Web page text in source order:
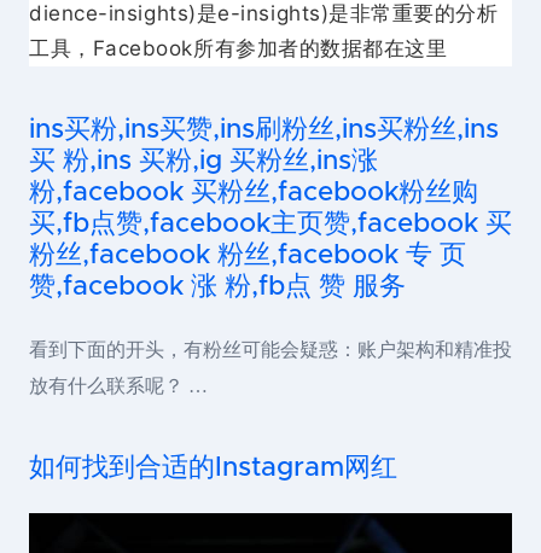
dience-insights)是e-insights)是非常重要的分析
工具，Facebook所有参加者的数据都在这里
ins买粉,ins买赞,ins刷粉丝,ins买粉丝,ins
买 粉,ins 买粉,ig 买粉丝,ins涨
粉,facebook 买粉丝,facebook粉丝购
买,fb点赞,facebook主页赞,facebook 买
粉丝,facebook 粉丝,facebook 专 页
赞,facebook 涨 粉,fb点 赞 服务
看到下面的开头，有粉丝可能会疑惑：账户架构和精准投
放有什么联系呢？ …
如何找到合适的Instagram网红